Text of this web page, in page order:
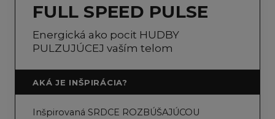
FULL SPEED PULSE
Energická ako pocit HUDBY
PULZUJÚCEJ vaším telom
AKÁ JE INŠPIRÁCIA?
Inšpirovaná SRDCE ROZBÚŠAJÚCOU